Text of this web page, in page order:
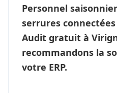
Personnel
serrures connectées
Audit gratuit à
recommandons la
votre ERP.